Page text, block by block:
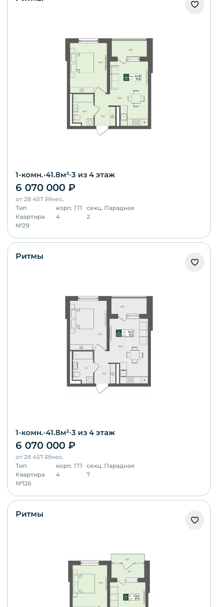
1-комн.•41.8м²•3 из 4 этаж
6 070 000 ₽
от 28 457 ₽/мес.
Тип
Квартира
корп. ГП
4
секц. Парадная
2
№29
Ритмы
1-комн.•41.8м²•3 из 4 этаж
6 070 000 ₽
от 28 457 ₽/мес.
Тип
Квартира
корп. ГП
4
секц. Парадная
7
№126
Ритмы